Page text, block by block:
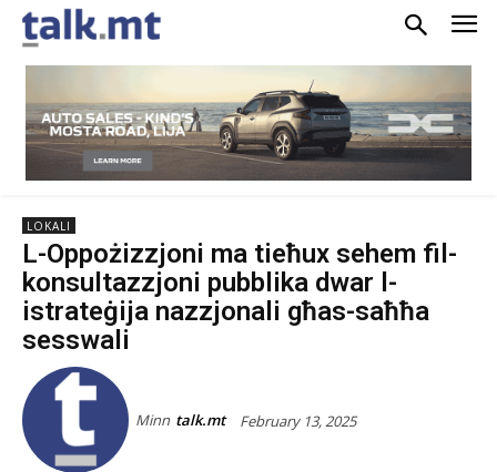
LOKALI
L-Oppożizzjoni ma tieħux sehem fil-
konsultazzjoni pubblika dwar l-
istrateġija nazzjonali għas-saħħa
sesswali
Minn talk.mt February 13, 2025